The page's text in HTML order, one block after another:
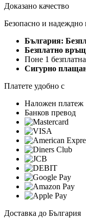
Доказано качество
Безопасно и надеждно
България:
Безплатно
Поне 1
Сигурно
Платете удобно с
Наложен платеж
Банков превод
Доставка до България